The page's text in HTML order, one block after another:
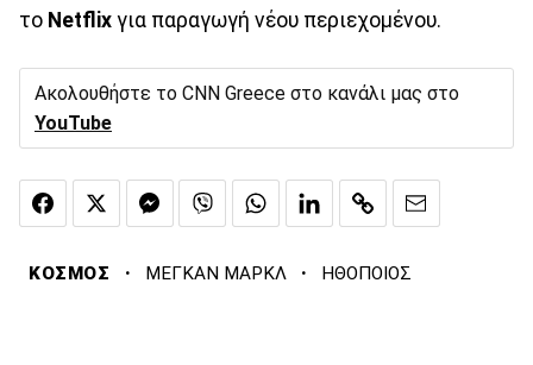
το Netflix για παραγωγή νέου περιεχομένου.
Ακολουθήστε το CNN Greece στο κανάλι μας στο
YouTube
ΚΟΣΜΟΣ · ΜΕΓΚΑΝ ΜΑΡΚΛ · ΗΘΟΠΟΙΟΣ